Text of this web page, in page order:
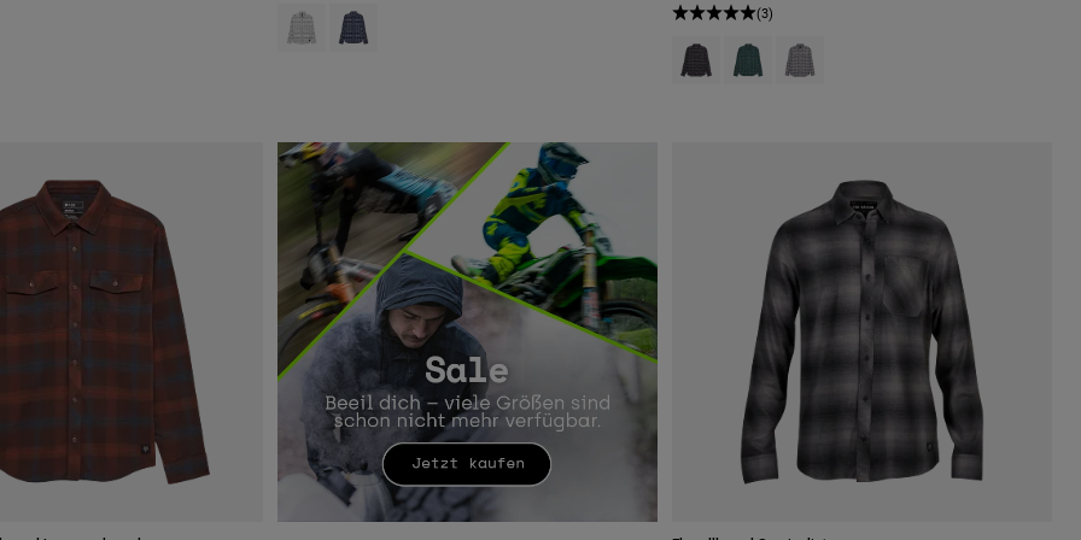
of Coral.
type of Creme. Product swatch type of Hellgrau.
Product swatch type of Mitternachtsblau. (3)
Product swatch type of Schwarz.
Product swatch type of Dunkel Salbei Grün.
Product swatch type of Hellgrau.